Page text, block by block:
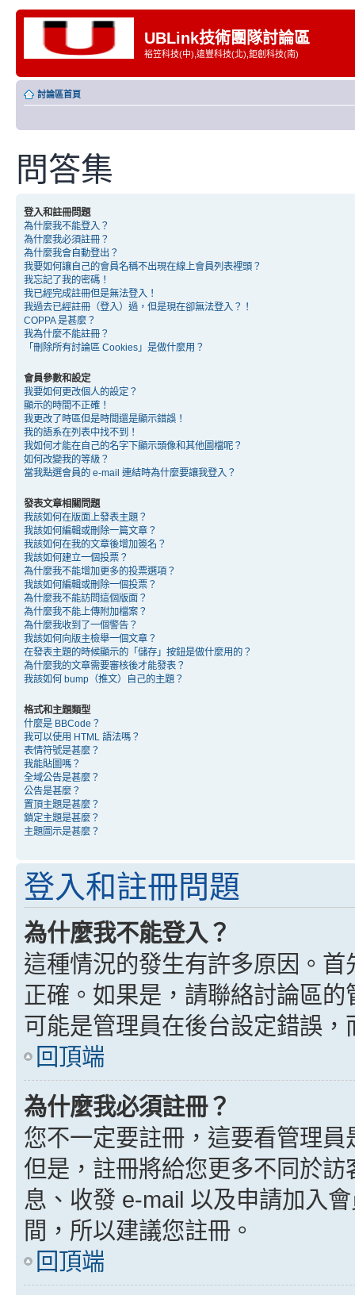
UBLink技術團隊討論區
裕笠科技(中),遠豐科技(北),鉅創科技(南)
討論區首頁
問答集
登入和註冊問題
為什麼我不能登入？
為什麼我必須註冊？
為什麼我會自動登出？
我要如何讓自己的會員名稱不出現在線上會員列表裡頭？
我忘記了我的密碼！
我已經完成註冊但是無法登入！
我過去已經註冊（登入）過，但是現在卻無法登入？！
COPPA 是甚麼？
我為什麼不能註冊？
「刪除所有討論區 Cookies」是做什麼用？
會員參數和設定
我要如何更改個人的設定？
顯示的時間不正確！
我更改了時區但是時間還是顯示錯誤！
我的語系在列表中找不到！
我如何才能在自己的名字下顯示頭像和其他圖檔呢？
如何改變我的等級？
當我點選會員的 e-mail 連結時為什麼要讓我登入？
發表文章相關問題
我該如何在版面上發表主題？
我該如何編輯或刪除一篇文章？
我該如何在我的文章後增加簽名？
我該如何建立一個投票？
為什麼我不能增加更多的投票選項？
我該如何編輯或刪除一個投票？
為什麼我不能訪問這個版面？
為什麼我不能上傳附加檔案？
為什麼我收到了一個警告？
我該如何向版主檢舉一個文章？
在發表主題的時候顯示的「儲存」按鈕是做什麼用的？
為什麼我的文章需要審核後才能發表？
我該如何 bump（推文）自己的主題？
格式和主題類型
什麼是 BBCode？
我可以使用 HTML 語法嗎？
表情符號是甚麼？
我能貼圖嗎？
全域公告是甚麼？
公告是甚麼？
置頂主題是甚麼？
鎖定主題是甚麼？
主題圖示是甚麼？
登入和註冊問題
為什麼我不能登入？
這種情況的發生有許多原因。
正確。如果是，請聯絡討論區
可能是管理員在後台設定錯誤
回頂端
為什麼我必須註冊？
您不一定要註冊，這要看管理
但是，註冊將給您更多不同於
息、收發 e-mail 以及申請加入
間，所以建議您註冊。
回頂端